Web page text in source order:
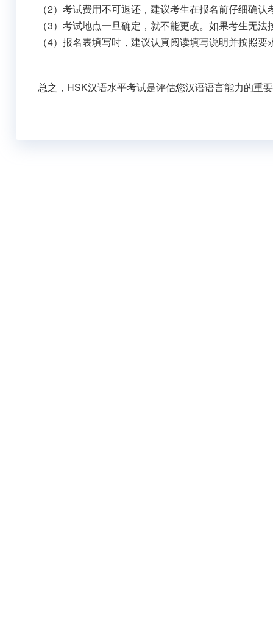
（2）考试费用不可退还，建议考生在报名前仔细确
（3）考试地点一旦确定，就不能更改。如果考生无
（4）报名表填写时，建议认真阅读填写说明并按照
总之，HSK汉语水平考试是评估您汉语语言能力的重